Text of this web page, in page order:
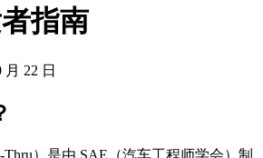
指南
月 22 日
Thru）是由 SAE（汽车工程师学会）制